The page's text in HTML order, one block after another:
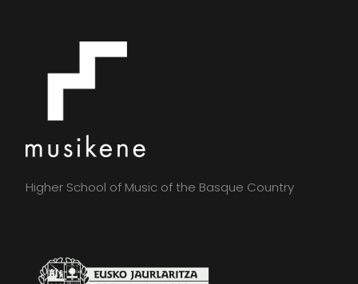
Higher School of Music of the Basque Country